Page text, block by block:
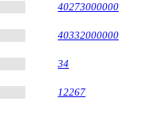
40273000000
40332000000
34
12267